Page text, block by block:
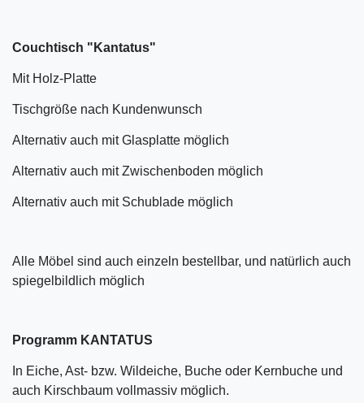
Couchtisch "Kantatus"
Mit Holz-Platte
Tischgröße nach Kundenwunsch
Alternativ auch mit Glasplatte möglich
Alternativ auch mit Zwischenboden möglich
Alternativ auch mit Schublade möglich
Alle Möbel sind auch einzeln bestellbar, und natürlich auch
spiegelbildlich möglich
Programm KANTATUS
In Eiche, Ast- bzw. Wildeiche, Buche oder Kernbuche und
auch Kirschbaum vollmassiv möglich.